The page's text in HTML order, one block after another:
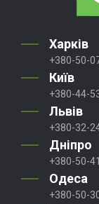
Харків
+380-50-
Київ
+380-44-
Львів
+380-32-
Дніпро
+380-50-
Одеса
+380-50-